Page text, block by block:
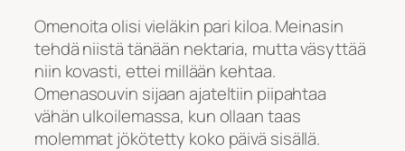
Omenoita olisi vieläkin pari kiloa. Meinasin
tehdä niistä tänään nektaria, mutta väsyttää
niin kovasti, ettei millään kehtaa.
Omenasouvin sijaan ajateltiin piipahtaa
vähän ulkoilemassa, kun ollaan taas
molemmat jökötetty koko päivä sisällä.